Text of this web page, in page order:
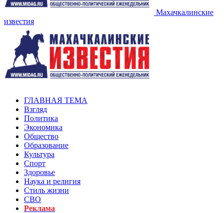
Махачкалинские
известия
ГЛАВНАЯ ТЕМА
Взгляд
Политика
Экономика
Общество
Образование
Культура
Спорт
Здоровье
Наука и религия
Стиль жизни
СВО
Реклама